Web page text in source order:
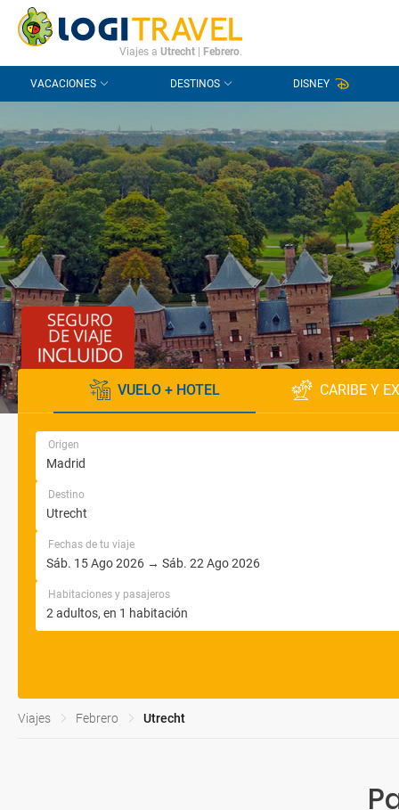
CONTACTO PREGUNTAS FRECUENTES
Viajes a Utrecht| Febrero.
VACACIONES DESTINOS DISNEY
VUELO + HOTEL CARIBE Y
Origen
Destino
Fechas de tu viaje
Habitaciones y pasajeros
Viajes Febrero Utrecht